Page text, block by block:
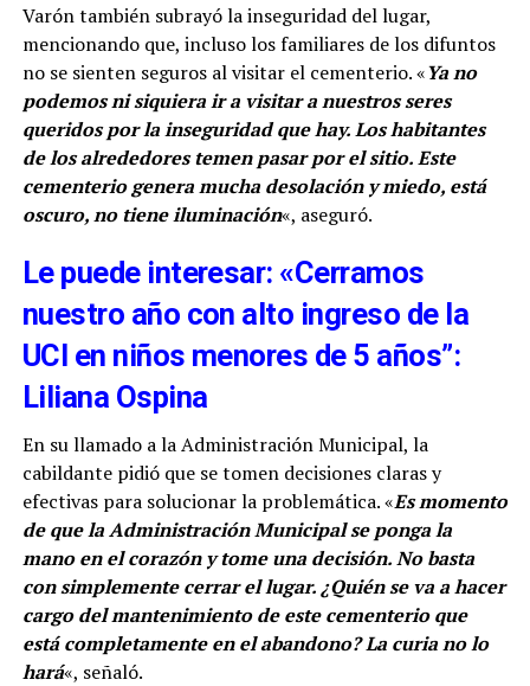
Varón también subrayó la inseguridad del lugar,
mencionando que, incluso los familiares de los difuntos
no se sienten seguros al visitar el cementerio. «Ya no
podemos ni siquiera ir a visitar a nuestros seres
queridos por la inseguridad que hay. Los habitantes
de los alrededores temen pasar por el sitio. Este
cementerio genera mucha desolación y miedo, está
oscuro, no tiene iluminación«, aseguró.
Le puede interesar: «Cerramos
nuestro año con alto ingreso de la
UCI en niños menores de 5 años”:
Liliana Ospina
En su llamado a la Administración Municipal, la
cabildante pidió que se tomen decisiones claras y
efectivas para solucionar la problemática. «Es momento
de que la Administración Municipal se ponga la
mano en el corazón y tome una decisión. No basta
con simplemente cerrar el lugar. ¿Quién se va a hacer
cargo del mantenimiento de este cementerio que
está completamente en el abandono? La curia no lo
hará«, señaló.